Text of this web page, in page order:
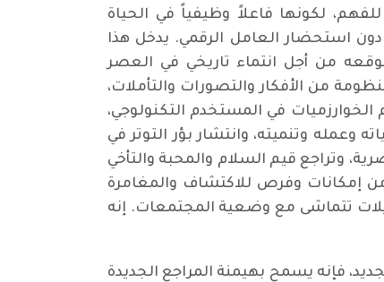
لكونها فاعلاً وظيفياً في الحياة
استحضار العامل الرقمي. يدخل هذا
من أجل انتماء تاريخي في العصر
من الأفكار والتصورات والتأملات،
الخوارزميات في المستخدم التكنولوجي،
وتنميته، وانتشار بؤر التوتر في
وتراجع قيم السلام والمحبة والتأخي
من إمكانات وفرص للاكتشاف والمغامرة
تتماشى مع وضعية المجتمعات. إنه
فإنه يسمح بهيمنة المراجع الجديدة